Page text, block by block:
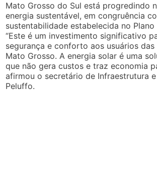
Mato Grosso do Sul está progredindo
energia sustentável, em congruência
sustentabilidade estabelecida no Plano
“Este é um investimento significativo
segurança e conforto aos usuários
Mato Grosso. A energia solar é uma
que não gera custos e traz economia
afirmou o secretário de Infraestrutura
Peluffo.